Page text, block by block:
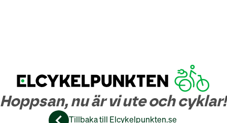
Hoppsan, nu är vi ute och cyklar!
Tillbaka till Elcykelpunkten.se